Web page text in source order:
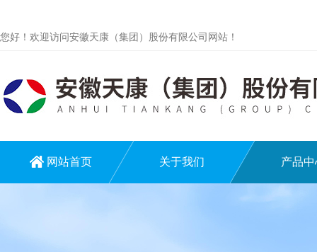
您好！欢迎访问安徽天康（集团）股份有限公司网站！
网站首页 关于我们 产品中